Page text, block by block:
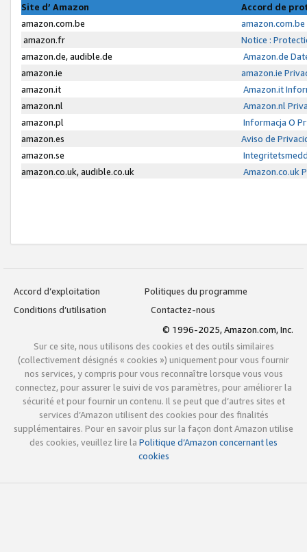
Site d’ Amazon
Accord de
amazon.com.be
amazon.fr
Notice :
amazon.de, audible.de
Amazon.de
amazon.ie
amazon.ie
amazon.it
Amazon.it
amazon.nl
Amazon.nl
amazon.pl
Informacja O
amazon.es
Aviso de
amazon.se
amazon.co.uk, audible.co.uk
Amazon.co.uk
Accord d’exploitation
Politiques du programme
Conditions d’utilisation
Contactez-nous
© 1996-2025, Amazon.com, Inc.
Sur ce site, nous utilisons des cookies et des outils similaires
(collectivement désignés « cookies ») uniquement pour vous fournir
nos services, y compris pour vous reconnaître lorsque vous vous
connectez, pour assurer le suivi de vos paramètres, pour améliorer la
sécurité et pour fournir un contenu. Il se peut que d’autres sites et
services d’Amazon utilisent des cookies pour des finalités
supplémentaires. Pour en savoir plus sur la façon dont Amazon utilise
des cookies, veuillez lire la Politique d’Amazon concernant les
cookies